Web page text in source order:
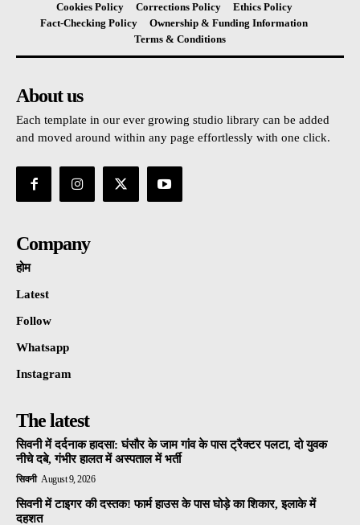
Cookies Policy
Corrections Policy
Ethics Policy
Fact-Checking Policy
Ownership & Funding Information
Terms & Conditions
About us
Each template in our ever growing studio library can be added
and moved around within any page effortlessly with one click.
Company
होम
Latest
Follow
Whatsapp
Instagram
The latest
सिवनी में दर्दनाक हादसा: घंसौर के जाम गांव के पास ट्रैक्टर पलटा, दो युवक
नीचे दबे, गंभीर हालत में अस्पताल में भर्ती
सिवनी August 9, 2026
सिवनी में टाइगर की दस्तक! फार्म हाउस के पास घोड़े का शिकार, इलाके में
दहशत